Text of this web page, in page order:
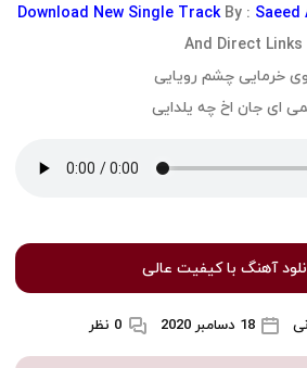
Download New Single Track By : Saeed
And Direct Links
خرمایی چشم رویایی
ای جان اخ چه یلدایی
آهنگ با کیفیت عالی
18 دسامبر 2020 0 نظر